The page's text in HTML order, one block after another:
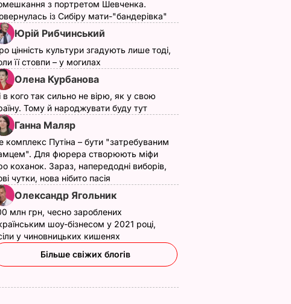
з портретом Шевченка.
із Сибіру мати-"бандерівка"
Юрій Рибчинський
цінність культури згадують лише тоді,
її стовпи – у могилах
Олена Курбанова
в кого так сильно не вірю, як у свою
Тому й народжувати буду тут
Ганна Маляр
комплекс Путіна – бути "затребуваним
Для фюрера створюють міфи
коханок. Зараз, напередодні виборів,
чутки, нова нібито пасія
Олександр Ягольник
млн грн, чесно зароблених
шоу-бізнесом у 2021 році,
у чиновницьких кишенях
Більше свіжих блогів